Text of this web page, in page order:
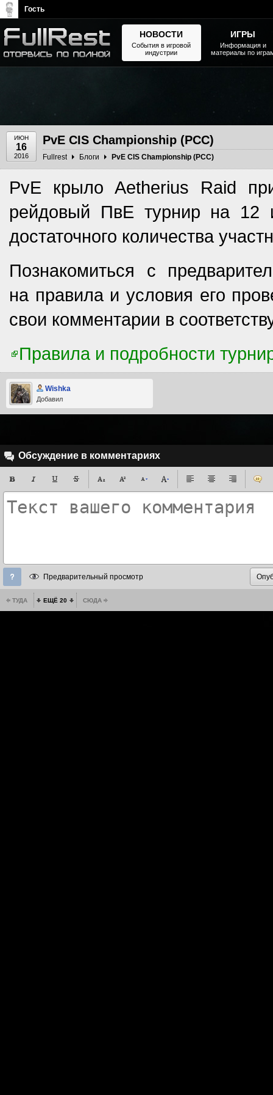
ИЮН
16
2016
PvE CIS Championship (PCC)
Fullrest Блоги PvE CIS Championship (PCC)
PvE крыло Aetherius Raid
рейдовый ПвЕ турнир на 12
достаточного количества
Познакомиться с
на правила и условия его
свои комментарии в
Правила и подробности
Wishka
Добавил
Обсуждение в комментариях
Предварительный просмотр
ТУДА ЕЩЁ 20 СЮДА
НОВОСТИ
События в игровой
индустрии
ИГРЫ
Информация и
материалы по
Гость